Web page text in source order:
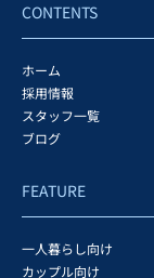
CONTENTS
ホーム
採用情報
スタッフ一覧
ブログ
FEATURE
一人暮らし向け
カップル向け